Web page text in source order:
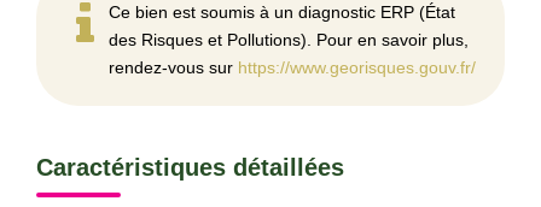
Ce bien est soumis à un diagnostic ERP (État
des Risques et Pollutions). Pour en savoir plus,
rendez-vous sur https://www.georisques.gouv.fr/
Caractéristiques détaillées